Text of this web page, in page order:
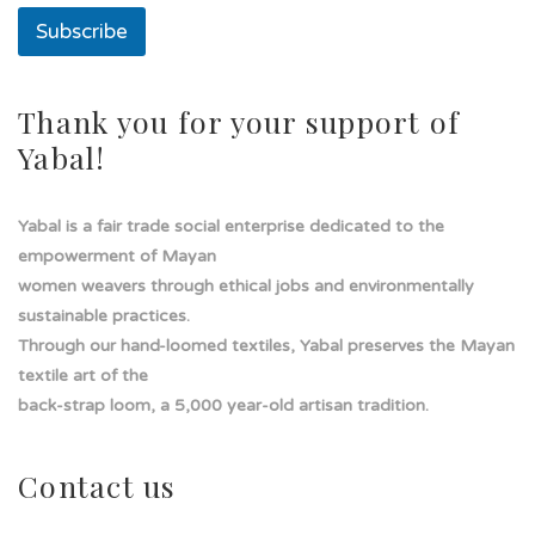
Subscribe
Thank you for your support of
Yabal!
Yabal is a fair trade social enterprise dedicated to the
empowerment of Mayan
women weavers through ethical jobs and environmentally
sustainable practices.
Through our hand-loomed textiles, Yabal preserves the Mayan
textile art of the
back-strap loom, a 5,000 year-old artisan tradition.
Contact us